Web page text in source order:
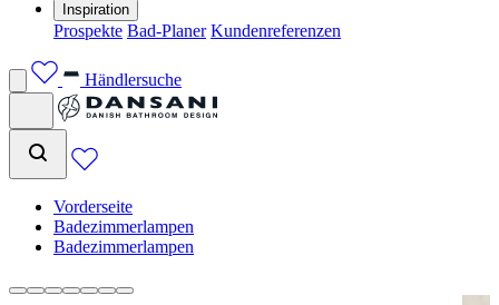
Inspiration
Prospekte Bad-Planer Kundenreferenzen
Händlersuche
Vorderseite
Badezimmerlampen
Badezimmerlampen